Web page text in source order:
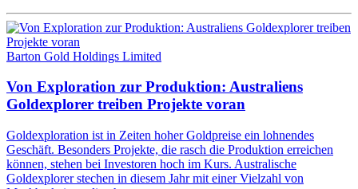
Barton Gold Holdings Limited
Von Exploration zur Produktion: Australiens
Goldexplorer treiben Projekte voran
Goldexploration ist in Zeiten hoher Goldpreise ein lohnendes
Geschäft. Besonders Projekte, die rasch die Produktion erreichen
können, stehen bei Investoren hoch im Kurs. Australische
Goldexplorer stechen in diesem Jahr mit einer Vielzahl von